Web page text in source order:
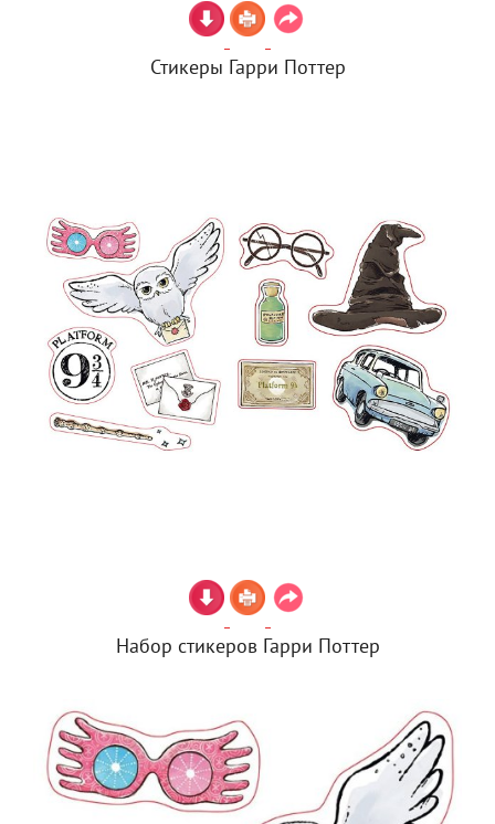
Стикеры Гарри Поттер
Набор стикеров Гарри Поттер